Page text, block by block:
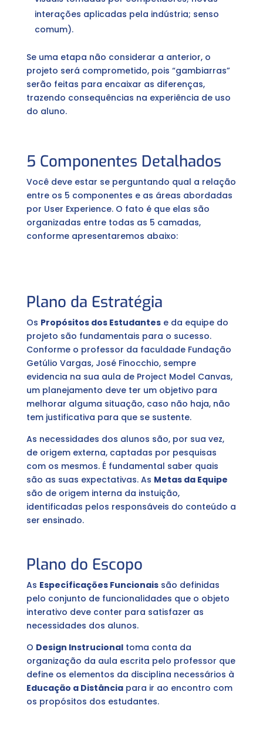
interações aplicadas pela indústria; senso
comum).
Se uma etapa não considerar a anterior, o
projeto será comprometido, pois “gambiarras”
serão feitas para encaixar as diferenças,
trazendo consequências na experiência de uso
do aluno.
5 Componentes Detalhados
Você deve estar se perguntando qual a relação
entre os 5 componentes e as áreas abordadas
por User Experience. O fato é que elas são
organizadas entre todas as 5 camadas,
conforme apresentaremos abaixo:
Plano da Estratégia
Os Propósitos dos Estudantese da equipe do
projeto são fundamentais para o sucesso.
Conforme o professor da faculdade Fundação
Getúlio Vargas, José Finocchio, sempre
evidencia na sua aula de Project Model Canvas,
um planejamento deve ter um objetivo para
melhorar alguma situação, caso não haja, não
tem justificativa para que se sustente.
As necessidades dos alunos são, por sua vez,
de origem externa, captadas por pesquisas
com os mesmos. É fundamental saber quais
são as suas expectativas. As Metas da Equipe
são de origem interna da instuição,
identificadas pelos responsáveis do conteúdo a
ser ensinado.
Plano do Escopo
As Específicações Funcionaissão definidas
pelo conjunto de funcionalidades que o objeto
interativo deve conter para satisfazer as
necessidades dos alunos.
O Design Instrucionaltoma conta da
organização da aula escrita pelo professor que
define os elementos da disciplina necessários à
Educação a Distânciapara ir ao encontro com
os propósitos dos estudantes.